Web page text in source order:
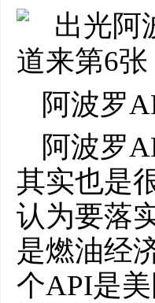
阿波罗
阿波罗
其实也是
认为要落
是燃油经
个API是